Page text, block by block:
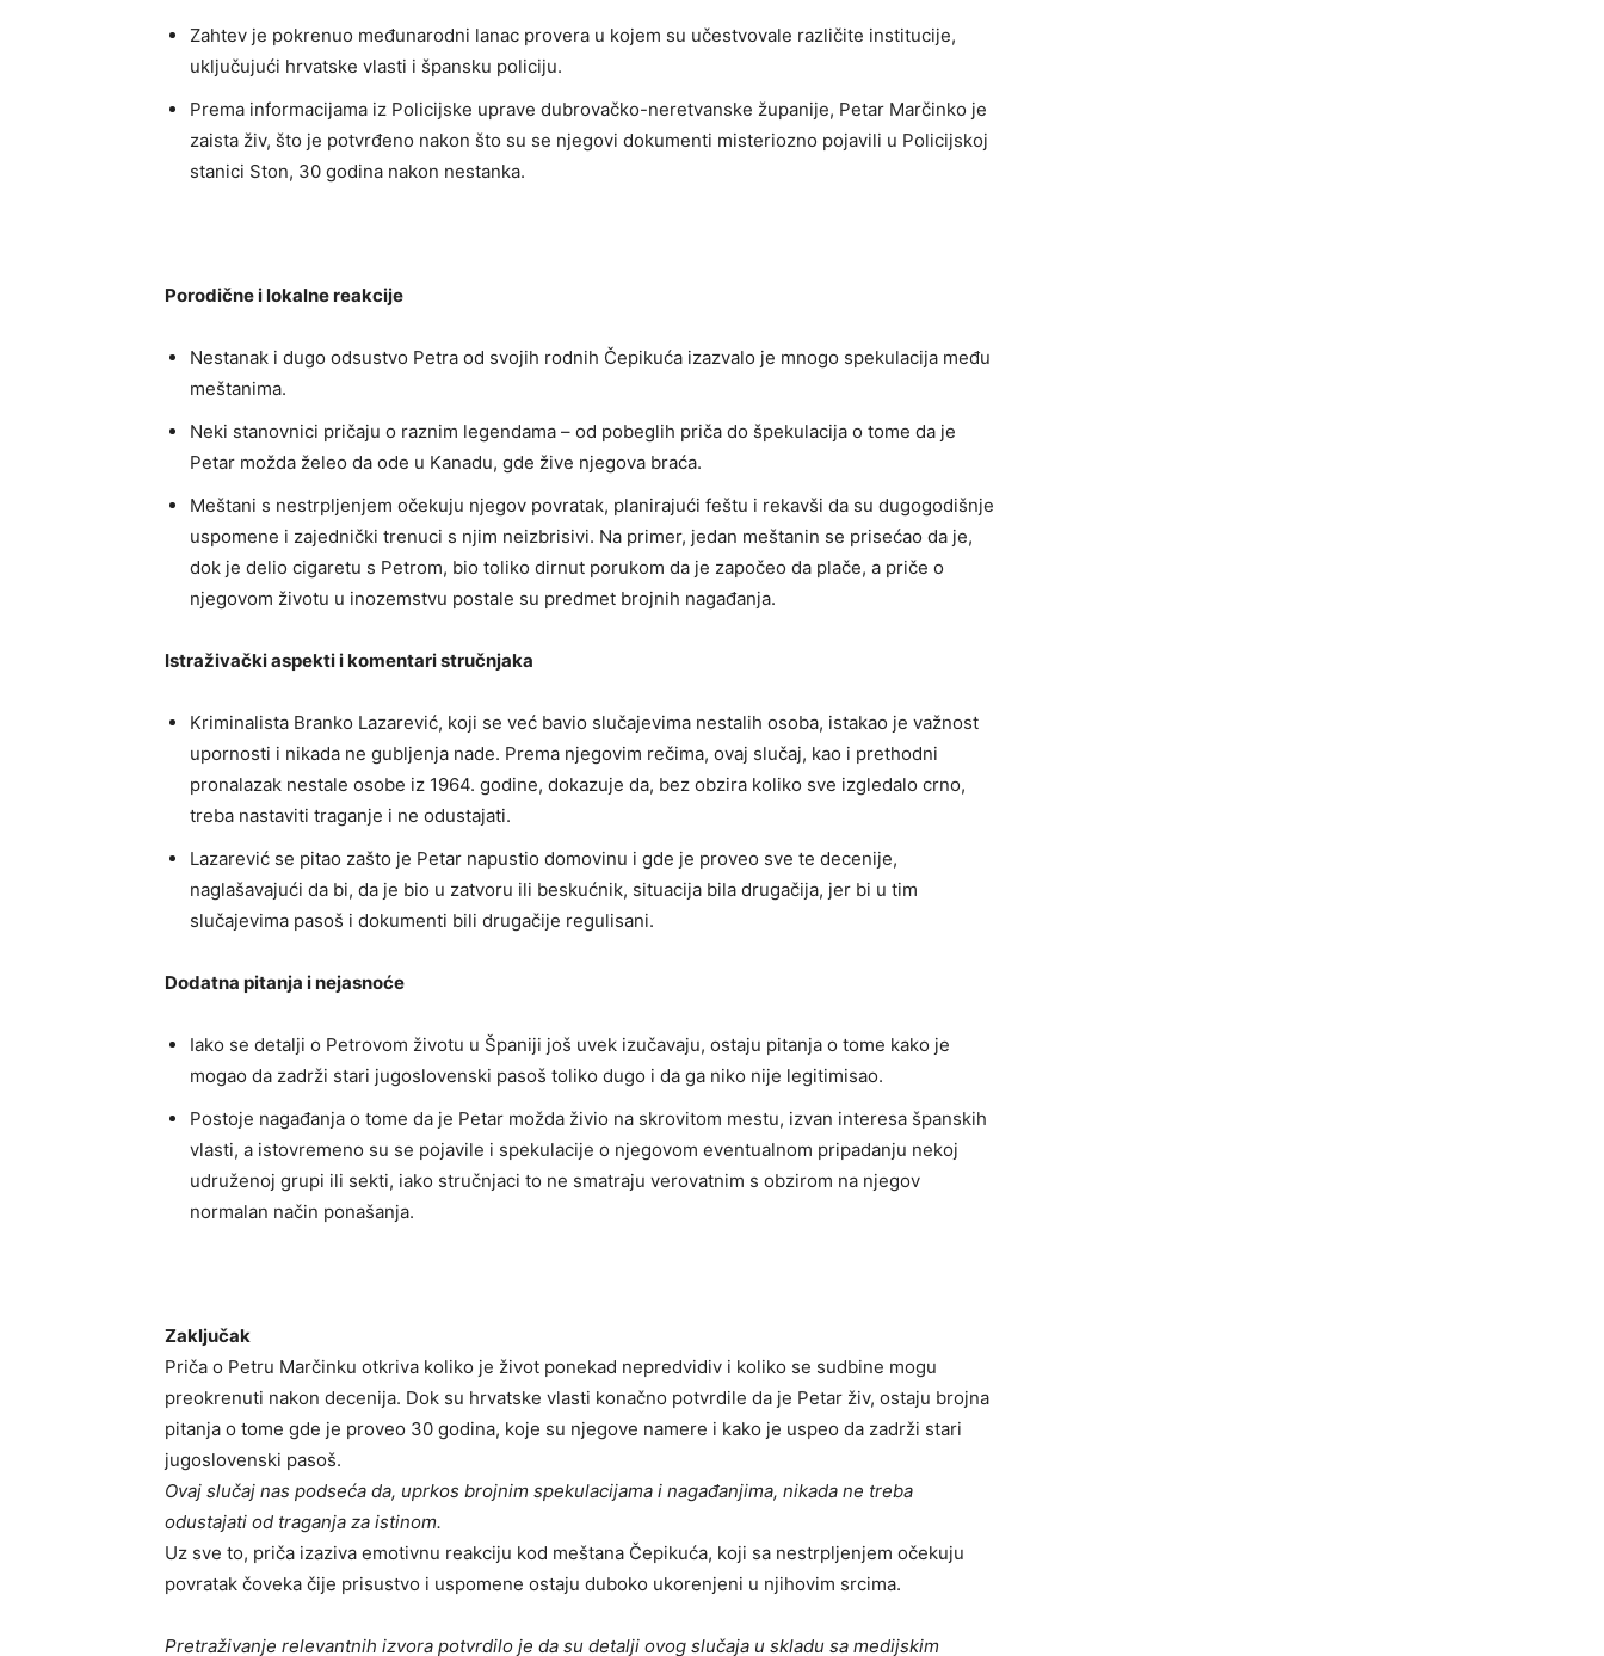
Zahtev je pokrenuo međunarodni lanac provera u kojem su učestvovale različite institucije,
uključujući hrvatske vlasti i špansku policiju.
Prema informacijama iz Policijske uprave dubrovačko-neretvanske županije, Petar Marčinko je
zaista živ, što je potvrđeno nakon što su se njegovi dokumenti misteriozno pojavili u Policijskoj
stanici Ston, 30 godina nakon nestanka.
Porodične i lokalne reakcije
Nestanak i dugo odsustvo Petra od svojih rodnih Čepikuća izazvalo je mnogo spekulacija među
meštanima.
Neki stanovnici pričaju o raznim legendama – od pobeglih priča do špekulacija o tome da je
Petar možda želeo da ode u Kanadu, gde žive njegova braća.
Meštani s nestrpljenjem očekuju njegov povratak, planirajući feštu i rekavši da su dugogodišnje
uspomene i zajednički trenuci s njim neizbrisivi. Na primer, jedan meštanin se prisećao da je,
dok je delio cigaretu s Petrom, bio toliko dirnut porukom da je započeo da plače, a priče o
njegovom životu u inozemstvu postale su predmet brojnih nagađanja.
Istraživački aspekti i komentari stručnjaka
Kriminalista Branko Lazarević, koji se već bavio slučajevima nestalih osoba, istakao je važnost
upornosti i nikada ne gubljenja nade. Prema njegovim rečima, ovaj slučaj, kao i prethodni
pronalazak nestale osobe iz 1964. godine, dokazuje da, bez obzira koliko sve izgledalo crno,
treba nastaviti traganje i ne odustajati.
Lazarević se pitao zašto je Petar napustio domovinu i gde je proveo sve te decenije,
naglašavajući da bi, da je bio u zatvoru ili beskućnik, situacija bila drugačija, jer bi u tim
slučajevima pasoš i dokumenti bili drugačije regulisani.
Dodatna pitanja i nejasnoće
Iako se detalji o Petrovom životu u Španiji još uvek izučavaju, ostaju pitanja o tome kako je
mogao da zadrži stari jugoslovenski pasoš toliko dugo i da ga niko nije legitimisao.
Postoje nagađanja o tome da je Petar možda živio na skrovitom mestu, izvan interesa španskih
vlasti, a istovremeno su se pojavile i spekulacije o njegovom eventualnom pripadanju nekoj
udruženoj grupi ili sekti, iako stručnjaci to ne smatraju verovatnim s obzirom na njegov
normalan način ponašanja.
Zaključak
Priča o Petru Marčinku otkriva koliko je život ponekad nepredvidiv i koliko se sudbine mogu
preokrenuti nakon decenija. Dok su hrvatske vlasti konačno potvrdile da je Petar živ, ostaju brojna
pitanja o tome gde je proveo 30 godina, koje su njegove namere i kako je uspeo da zadrži stari
jugoslovenski pasoš.
Ovaj slučaj nas podseća da, uprkos brojnim spekulacijama i nagađanjima, nikada ne treba
odustajati od traganja za istinom.
Uz sve to, priča izaziva emotivnu reakciju kod meštana Čepikuća, koji sa nestrpljenjem očekuju
povratak čoveka čije prisustvo i uspomene ostaju duboko ukorenjeni u njihovim srcima.
Pretraživanje relevantnih izvora potvrdilo je da su detalji ovog slučaja u skladu sa medijskim